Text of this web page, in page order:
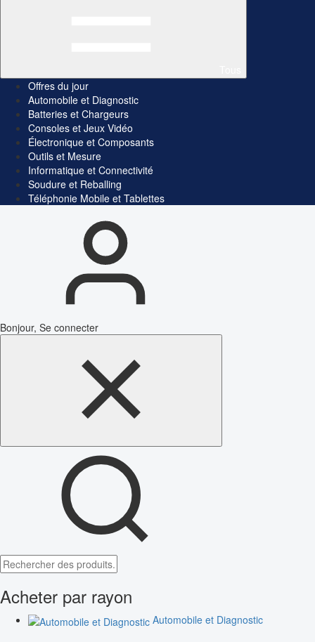
Offres du jour
Automobile et Diagnostic
Batteries et Chargeurs
Consoles et Jeux Vidéo
Électronique et Composants
Outils et Mesure
Informatique et Connectivité
Soudure et Reballing
Téléphonie Mobile et Tablettes
Bonjour, Se connecter
Acheter par rayon
Automobile et Diagnostic